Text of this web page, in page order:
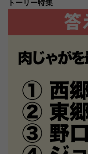
トーリー特集